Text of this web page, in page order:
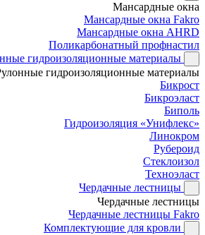
Мансардные окна
Мансардные окна Fakro
Мансардные окна AHRD
Поликарбонатный профнастил
гидроизоляционные материалы
гидроизоляционные материалы
Бикрост
Бикроэласт
Биполь
Гидроизоляция «Унифлекс»
Линокром
Рубероид
Стеклоизол
Техноэласт
Чердачные лестницы
Чердачные лестницы
Чердачные лестницы Fakro
Комплектующие для кровли